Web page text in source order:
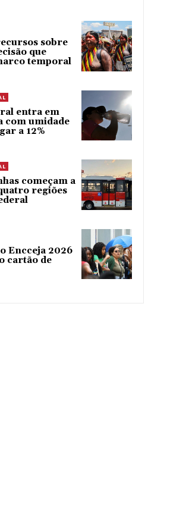
sobre
que
temporal
entra em
com umidade
a 12%
começam a
regiões
Encceja 2026
cartão de